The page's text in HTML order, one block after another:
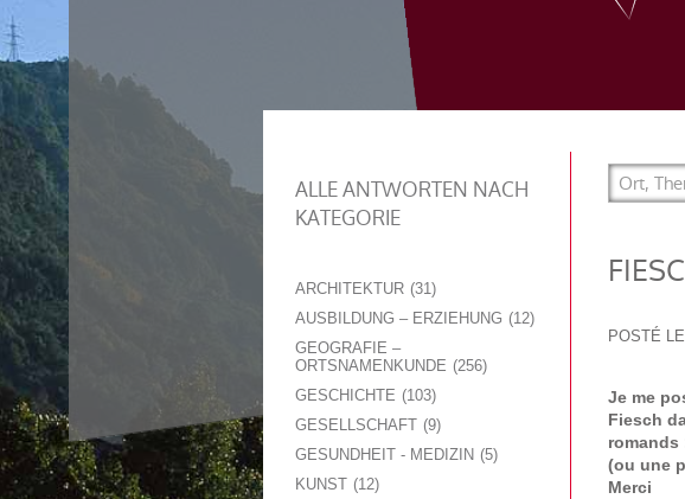
ALLE ANTWORTEN NACH
KATEGORIE
ARCHITEKTUR 31
AUSBILDUNG – ERZIEHUNG
12
GEOGRAFIE –
ORTSNAMENKUNDE
256
GESCHICHTE
103
GESELLSCHAFT 9
GESUNDHEIT - MEDIZIN
5
KUNST 12
POSTÉ LE
Je me
Fiesch
(ou une
Merci